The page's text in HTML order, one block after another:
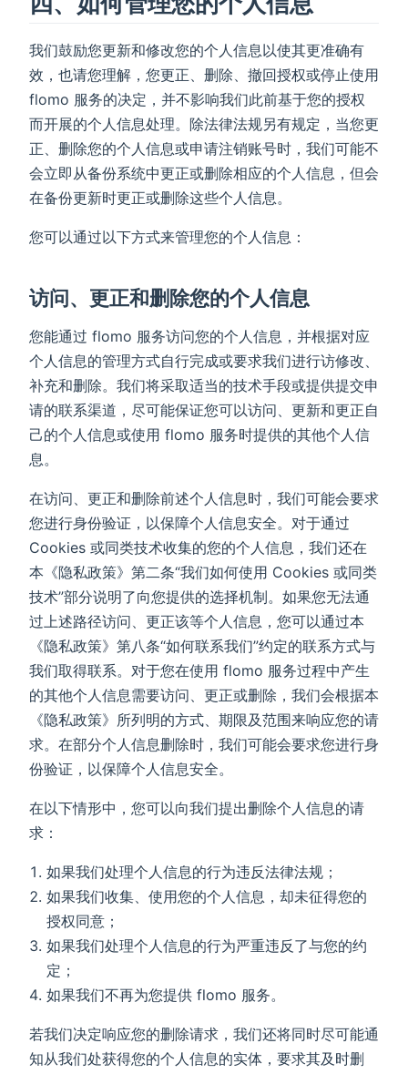
我们鼓励您更新和修改您的个人信息以使其更准确有
效，也请您理解，您更正、删除、撤回授权或停止使用
flomo 服务的决定，并不影响我们此前基于您的授权
而开展的个人信息处理。除法律法规另有规定，当您更
正、删除您的个人信息或申请注销账号时，我们可能不
会立即从备份系统中更正或删除相应的个人信息，但会
在备份更新时更正或删除这些个人信息。
您可以通过以下方式来管理您的个人信息：
访问、更正和删除您的个人信息
您能通过 flomo 服务访问您的个人信息，并根据对应
个人信息的管理方式自行完成或要求我们进行访修改、
补充和删除。我们将采取适当的技术手段或提供提交申
请的联系渠道，尽可能保证您可以访问、更新和更正自
己的个人信息或使用 flomo 服务时提供的其他个人信
息。
在访问、更正和删除前述个人信息时，我们可能会要求
您进行身份验证，以保障个人信息安全。对于通过
Cookies 或同类技术收集的您的个人信息，我们还在
本《隐私政策》第二条“我们如何使用 Cookies 或同类
技术”部分说明了向您提供的选择机制。如果您无法通
过上述路径访问、更正该等个人信息，您可以通过本
《隐私政策》第八条“如何联系我们”约定的联系方式与
我们取得联系。对于您在使用 flomo 服务过程中产生
的其他个人信息需要访问、更正或删除，我们会根据本
《隐私政策》所列明的方式、期限及范围来响应您的请
求。在部分个人信息删除时，我们可能会要求您进行身
份验证，以保障个人信息安全。
在以下情形中，您可以向我们提出删除个人信息的请
求：
如果我们处理个人信息的行为违反法律法规；
如果我们收集、使用您的个人信息，却未征得您的
授权同意；
如果我们处理个人信息的行为严重违反了与您的约
定；
如果我们不再为您提供 flomo 服务。
若我们决定响应您的删除请求，我们还将同时尽可能通
知从我们处获得您的个人信息的实体，要求其及时删